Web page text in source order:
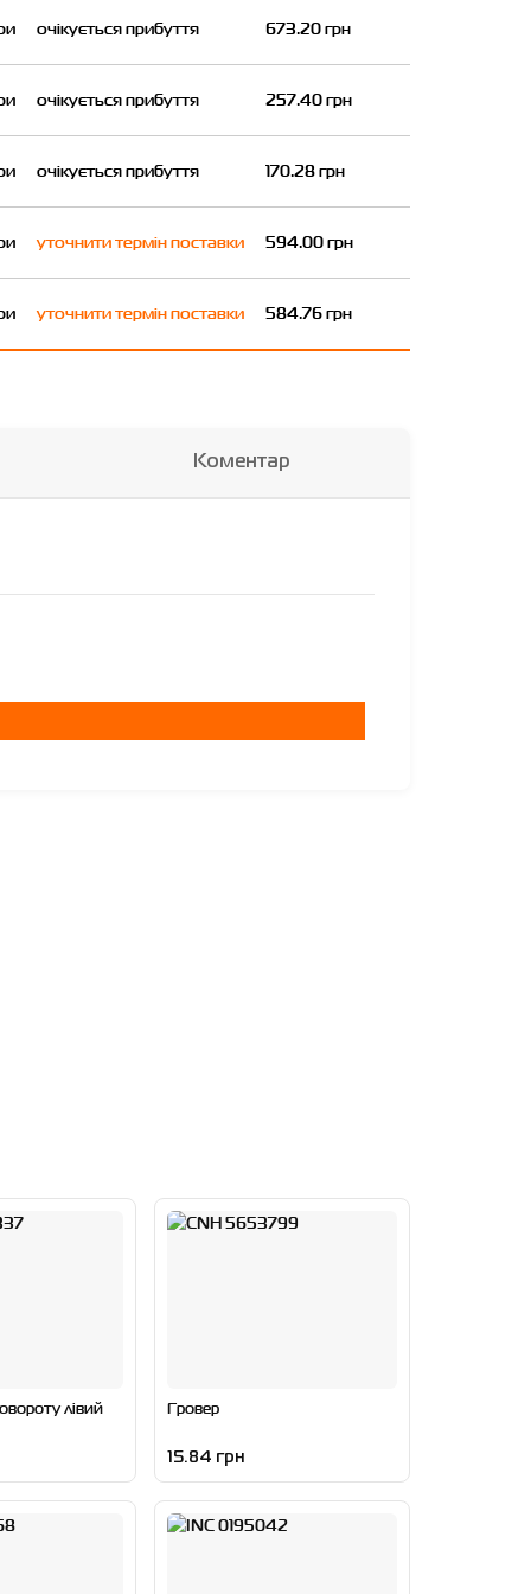
очікується прибуття 673.20 грн
очікується прибуття 257.40 грн
очікується прибуття 170.28 грн
уточнити термін поставки 594.00 грн
уточнити термін поставки 584.76 грн
Коментар
лівий Гровер
15.84 грн